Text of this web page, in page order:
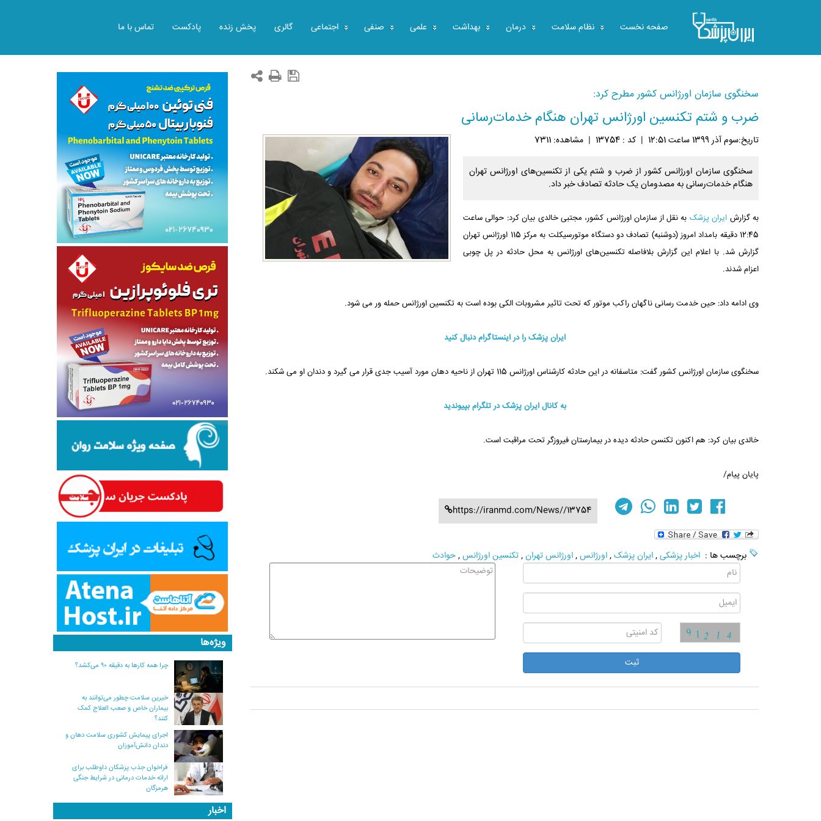
صفحه نخست نظام سلامت درمان بهداشت علمی صنفی اجتماعی گالری پخش زنده پادکست تماس با ما
سخنگوی سازمان اورژانس کشور مطرح کرد:
ضرب و شتم تکنسین اورژانس تهران هنگام خدمات‌رسانی
تاريخ:سوم آذر 1399 ساعت 12:51 | کد : 13754 | مشاهده: 7311
سخنگوی سازمان اورژانس کشور از ضرب و شتم یکی از تکنسین‌های اورژانس تهران
هنگام خدمات‌رسانی به مصدومان یک حادثه تصادف خبر داد.
به گزارش ایران پزشک به نقل از سازمان اورژانس کشور، مجتبی خالدی بیان کرد: حوالی ساعت
12:45 دقیقه بامداد امروز (دوشنبه) تصادف دو دستگاه موتورسیکلت به مرکز 115 اورژانس تهران
گزارش شد. با اعلام این گزارش بلافاصله تکنسین‌های اورژانس به محل حادثه در پل چوبی
اعزام شدند.
وی ادامه داد: حین خدمت رسانی ناگهان راکب موتور که تحت تاثیر مشروبات الکی بوده است به تکنسین اورژانس حمله ور می شود.
ایران پزشک را در اینستاگرام دنبال کنید
سخنگوی سازمان اورژانس کشور گفت: متاسفانه در این حادثه کارشناس اورژانس 115 تهران از ناحیه دهان مورد آسیب جدی قرار می گیرد و دندان او می شکند.
به کانال ایران پزشک در تلگرام بپیوندید
خالدی بیان کرد: هم اکنون تکنسن حادثه دیده در بیمارستان فیروزگر تحت مراقبت است.
پایان پیام/
https://iranmd.com/News//13754
برچسب ها : اخبار پزشکی,ایران پزشک,اورژانس,اورژانس تهران,تکنسین اورژانس,حوادث
ویژه‌ها
چرا همه کارها به دقیقه ۹۰ می‌کشد؟
خیرین سلامت چطور می‌توانند به
بیماران خاص و صعب العلاج کمک
کنند؟
اجرای پیمایش کشوری سلامت دهان و
دندان دانش‌آموزان
فراخوان جذب پزشکان داوطلب برای
ارائه خدمات درمانی در شرایط جنگی
هرمزگان
اخبار